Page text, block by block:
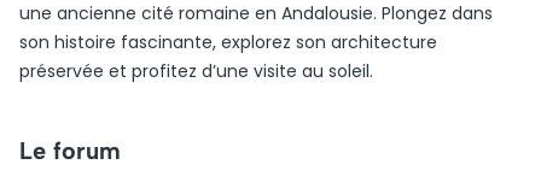
une ancienne cité romaine en Andalousie. Plongez dans
son histoire fascinante, explorez son architecture
préservée et profitez d’une visite au soleil.
Le forum